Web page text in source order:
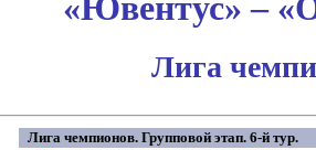
Лига
Лига чемпионов. Групповой этап. 6-й тур.